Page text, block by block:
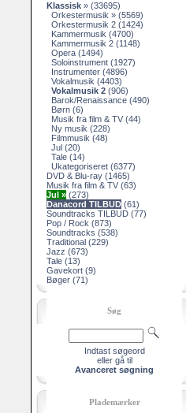
Klassisk » (33695)
Orkestermusik » (5569)
Orkestermusik 2 (1424)
Kammermusik (4700)
Kammermusik 2 (1148)
Opera (1494)
Soloinstrument (1927)
Instrumenter (4896)
Vokalmusik (4403)
Vokalmusik 2 (906)
Barok/Renaissance (490)
Børn (6)
Musik fra film & TV (44)
Ny musik (228)
Filmmusik (48)
Jul (20)
Tale (14)
Ukategoriseret (6377)
DVD & Blu-ray (1465)
Musik fra film & TV (63)
Jul » (273)
Danacord TILBUD (61)
Soundtracks TILBUD (77)
Pop / Rock (873)
Soundtracks (538)
Traditional (229)
Jazz (673)
Tale (13)
Gavekort (9)
Bøger (71)
Søg
Indtast søgeord
eller gå til
Avanceret søgning
Plademærker